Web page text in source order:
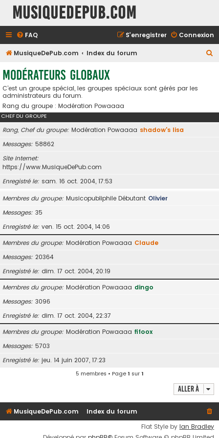
MusiqueDePub.com
FAQ Connexion
S’enregistrer
MusiqueDePub.com Index du forum
Modérateurs globaux
C’est un groupe spécial, les groupes spéciaux sont gérés par les
administrateurs du forum.
Rang du groupe : Modération Powaaaa
CHEF DU GROUPE
Rang, Chef du groupe Modération Powaaaa shadow's lisa
Messages 58862
Site Internet
https://www.MusiqueDePub.com
Enregistré le sam. 16 oct. 2004, 17:53
Membres du groupe Musicopubliphile Débutant Olivier
Messages 35
Enregistré le ven. 15 oct. 2004, 14:06
Membres du groupe Modération Powaaaa Claude
Messages 20364
Enregistré le dim. 17 oct. 2004, 20:19
Membres du groupe Modération Powaaaa dingo
Messages 3096
Enregistré le dim. 17 oct. 2004, 22:37
Membres du groupe Modération Powaaaa fifoox
Messages 5703
Enregistré le jeu. 14 juin 2007, 17:23
5 membres • Page1 sur1
Aller à
MusiqueDePub.com
Index du forum
Flat Style by Ian Bradley